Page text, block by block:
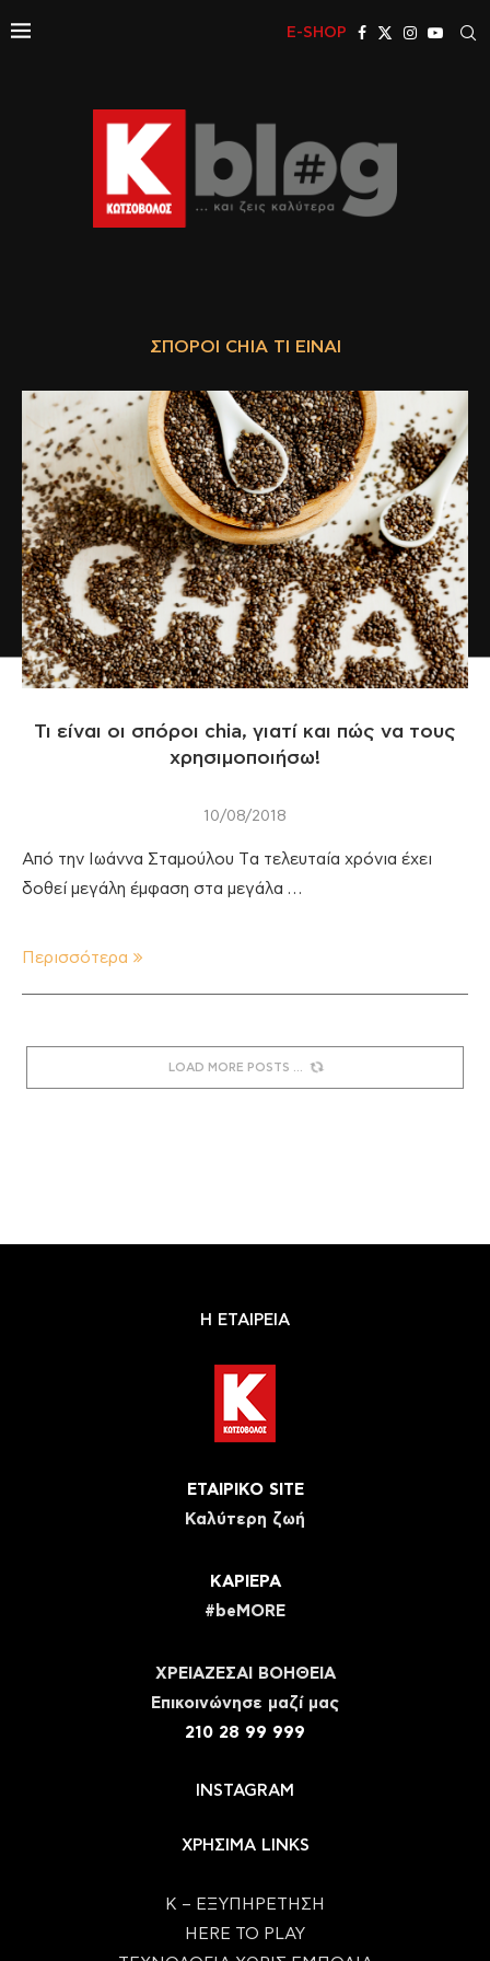
E-SHOP
ΣΠΌΡΟΙ CHIA ΤΙ ΕΊΝΑΙ
Τι είναι οι σπόροι chia, γιατί και πώς να τους
χρησιμοποιήσω!
10/08/2018
Από την Ιωάννα Σταμούλου Tα τελευταία χρόνια έχει
δοθεί μεγάλη έμφαση στα μεγάλα …
Περισσότερα
LOAD MORE POSTS
Η ΕΤΑΙΡΕΙΑ
ΕΤΑΙΡΙΚΟ SITE
Καλύτερη ζωή
ΚΑΡΙΕΡΑ
#beMORE
ΧΡΕΙΑΖΕΣΑΙ ΒΟΗΘΕΙΑ
Eπικοινώνησε μαζί μας
210 28 99 999
INSTAGRAM
ΧΡΗΣΙΜΑ LINKS
Κ – ΕΞΥΠΗΡΕΤΗΣΗ
HERE TO PLAY